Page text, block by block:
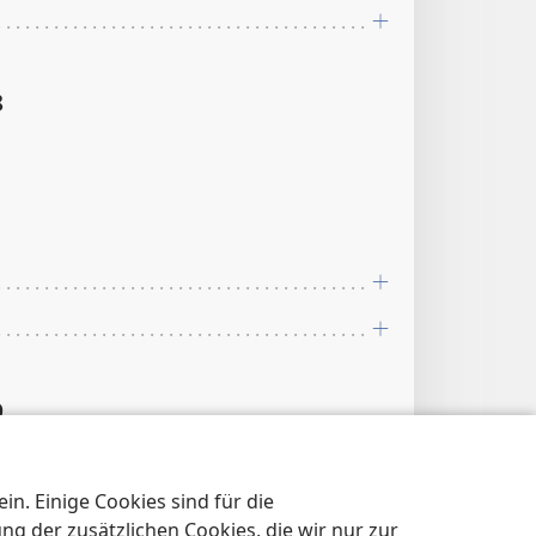
Einige Cookies sind für die
der zusätzlichen Cookies, die wir nur zur